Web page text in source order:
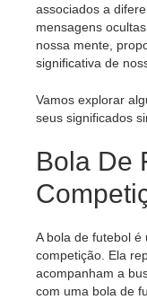
associados a
mensagens
nossa mente,
significativa de
Vamos explorar
seus significados
Bola De
A bola de futebol
competição. Ela
acompanham a
com uma bola de